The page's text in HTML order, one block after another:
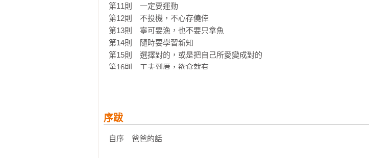
第11則　一定要運動
第12則　不投機，不心存僥倖
第13則　寧可要漁，也不要只拿魚
第14則　隨時要學習新知
第15則　選擇對的，或是把自己所愛變成對的
第16則　工夫到厝，欲食就有
第20則　做人著磨，做牛著拖
第22則　多培養國際視野
序跋
自序　爸爸的話